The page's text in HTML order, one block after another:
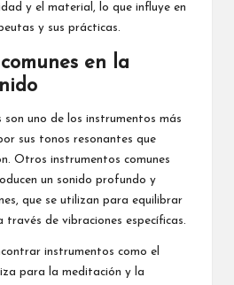
y el material, lo que influye en
y sus prácticas.
en la
son uno de los instrumentos más
sus tonos resonantes que
Otros instrumentos comunes
un sonido profundo y
que se utilizan para equilibrar
través de vibraciones específicas.
instrumentos como el
para la meditación y la